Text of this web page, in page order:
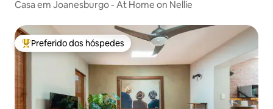
Casa em Joanesburgo - At Home on Nellie
Entre os melhores preferidos dos hóspedes
Preferido dos hóspedes